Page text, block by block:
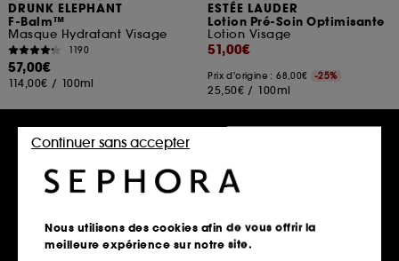
DRUNK ELEPHANT
F-Balm™
Masque Hydratant Visage
1190
57,00€
114,00€ / 100ml
Ajouter au panier
ESTÉE LAUDER
Lotion Pré-Soin Optimisante
Lotion Visage
51,00€
Prix d'origine : 68,00€ -25%
25,50€ / 100ml
Nous utilisons des cookies afin de vous offrir la
meilleure expérience sur notre site.
Continuer sans accepter